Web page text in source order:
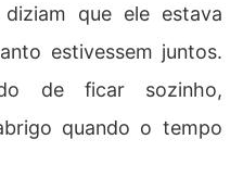
que ele estava
estivessem juntos.
de ficar sozinho,
quando o tempo